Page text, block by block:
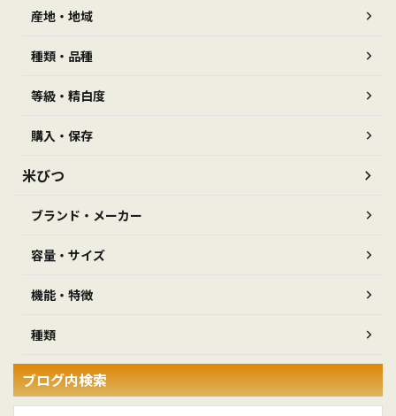
産地・地域
種類・品種
等級・精白度
購入・保存
米びつ
ブランド・メーカー
容量・サイズ
機能・特徴
種類
ブログ内検索